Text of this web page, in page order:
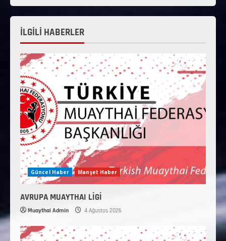
İLGİLİ HABERLER
Güncel Haber Manşet Haber
AVRUPA MUAYTHAI LİGİ
Muaythai Admin 4 Ağustos 2026